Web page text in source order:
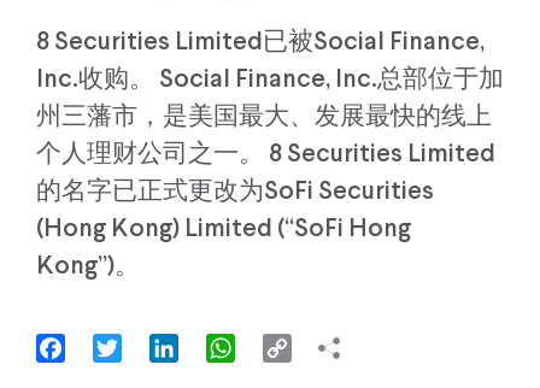
8 Securities Limited已被Social Finance,
Inc.收购。 Social Finance, Inc.总部位于加
州三藩市，是美国最大、发展最快的线上
个人理财公司之一。 8 Securities Limited
的名字已正式更改为SoFi Securities
(Hong Kong) Limited (“SoFi Hong
Kong”)。
FacebookTwitter LinkedInWhatsApp
Copy